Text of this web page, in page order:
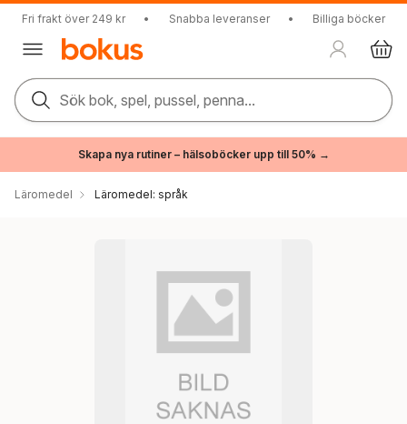
Fri frakt över 249 kr • Snabba leveranser • Billiga böcker
Sök bok, spel, pussel, penna...
Skapa nya rutiner – hälsoböcker upp till 50% →
Läromedel Läromedel: språk